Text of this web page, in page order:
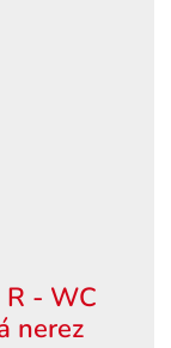
R - WC
nerez